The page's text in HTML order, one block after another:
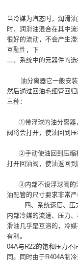
当冷媒为汽态时，润滑
时，润滑油混合在其中
很好的流动，不会产生
互融性，下
二、系统中的元器件的
油分离器它一般安装
然后通过回油毛细管回
三种：
①带浮球的油分离器，
阀将会打开，使油回到压
②手动使油回到压缩机
打开回油阀，使油返回到
③内部不设浮球阀的油
油配管的尺寸要求非常严
四、系统速度、压力
内部冷媒的流速、压力
滑油几乎是互溶的，冷
有利。
04A与R22的饱和压力不
同。同时由于R404A制